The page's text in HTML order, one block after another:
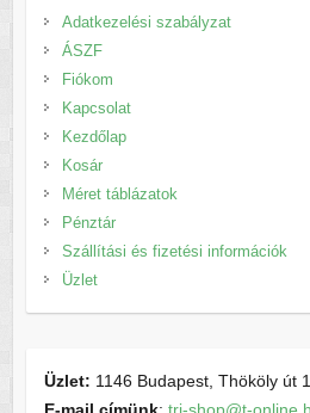
Adatkezelési szabályzat
ÁSZF
Fiókom
Kapcsolat
Kezdőlap
Kosár
Méret táblázatok
Pénztár
Szállítási és fizetési információk
Üzlet
Üzlet: 1146 Budapest, Thököly út